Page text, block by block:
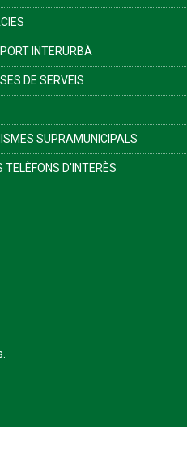
INTERURBÀ
DE SERVEIS
SUPRAMUNICIPALS
TELÈFONS D'INTERÈS